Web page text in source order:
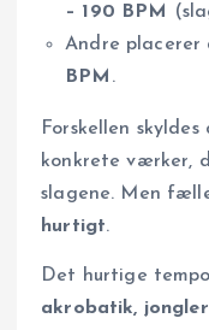
– 190 BPM
Andre placerer
BPM .
Forskellen
konkrete værker,
slagene. Men
hurtigt.
Det hurtige
akrobatik,